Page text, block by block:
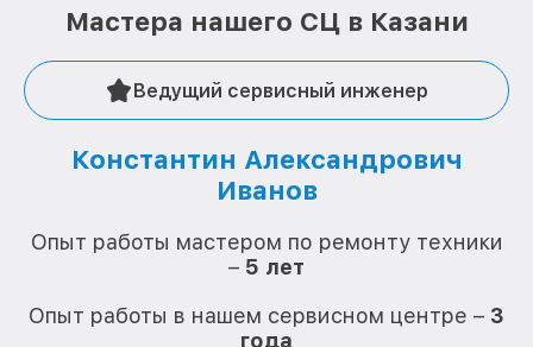
Мастера нашего СЦ в Казани
Ведущий сервисный инженер
Константин Александрович
Иванов
Опыт работы мастером по ремонту техники
– 5 лет
Опыт работы в нашем сервисном центре – 3
года